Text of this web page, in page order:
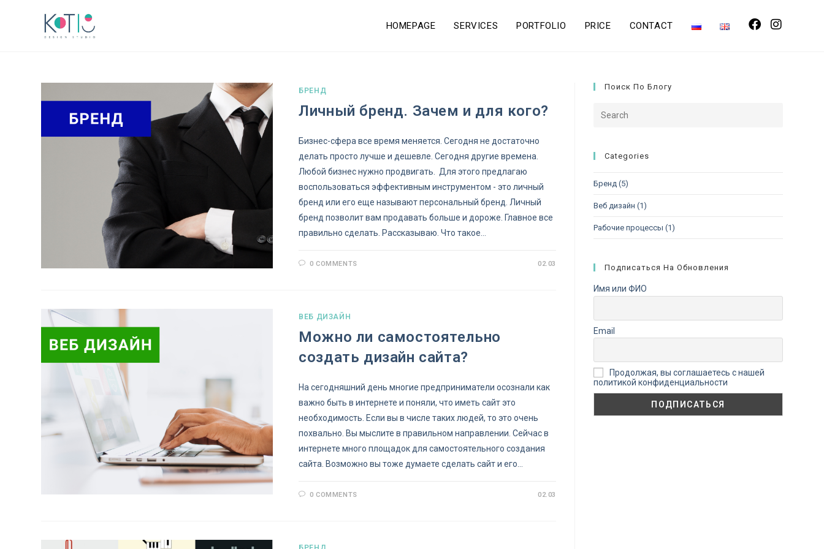
HOMEPAGE SERVICES PORTFOLIO PRICE CONTACT
БРЕНД
Личный бренд. Зачем и для кого?
Бизнес-сфера все время меняется. Сегодня не достаточно
делать просто лучше и дешевле. Сегодня другие времена.
Любой бизнес нужно продвигать. Для этого предлагаю
воспользоваться эффективным инструментом - это личный
бренд или его еще называют персональный бренд. Личный
бренд позволит вам продавать больше и дороже. Главное все
правильно сделать. Рассказываю. Что такое…
0 COMMENTS 02.03
ВЕБ ДИЗАЙН
Можно ли самостоятельно
создать дизайн сайта?
На сегодняшний день многие предприниматели осознали как
важно быть в интернете и поняли, что иметь сайт это
необходимость. Если вы в числе таких людей, то это очень
похвально. Вы мыслите в правильном направлении. Сейчас в
интернете много площадок для самостоятельного создания
сайта. Возможно вы тоже думаете сделать сайт и его…
0 COMMENTS 02.03
Поиск По Блогу
Categories
Бренд (5)
Веб дизайн (1)
Рабочие процессы (1)
Подписаться На Обновления
Имя или ФИО
Email
Продолжая, вы соглашаетесь с нашей
политикой конфиденциальности